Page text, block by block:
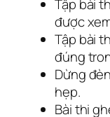
Tập bài
được
Tập bài
đúng
Dừng
hẹp.
Bài thi